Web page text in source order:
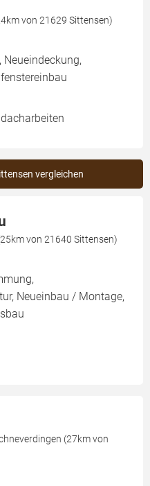
von 21629 Sittensen)
Neueindeckung,
vergleichen
von 21640 Sittensen)
Neueinbau / Montage,
(27km von